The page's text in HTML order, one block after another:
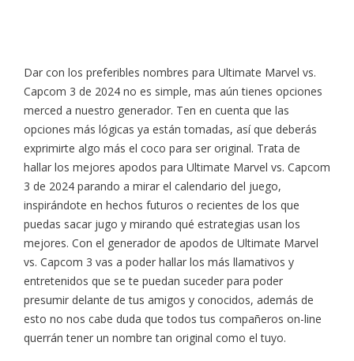
Dar con los preferibles nombres para Ultimate Marvel vs.
Capcom 3 de 2024 no es simple, mas aún tienes opciones
merced a nuestro generador. Ten en cuenta que las
opciones más lógicas ya están tomadas, así que deberás
exprimirte algo más el coco para ser original. Trata de
hallar los mejores apodos para Ultimate Marvel vs. Capcom
3 de 2024 parando a mirar el calendario del juego,
inspirándote en hechos futuros o recientes de los que
puedas sacar jugo y mirando qué estrategias usan los
mejores. Con el generador de apodos de Ultimate Marvel
vs. Capcom 3 vas a poder hallar los más llamativos y
entretenidos que se te puedan suceder para poder
presumir delante de tus amigos y conocidos, además de
esto no nos cabe duda que todos tus compañeros on-line
querrán tener un nombre tan original como el tuyo.